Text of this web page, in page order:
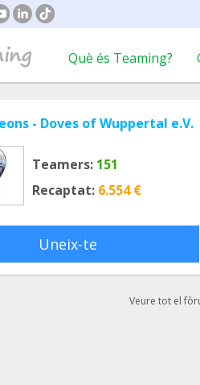
Què és Teaming?
- Doves of Wuppertal e.V.
Teamers: 151
Recaptat: 6.554 €
Uneix-te
Veure tot el